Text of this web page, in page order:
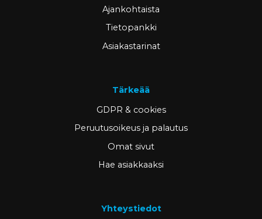
Ajankohtaista
Tietopankki
Asiakastarinat
Tärkeää
GDPR & cookies
Peruutusoikeus ja palautus
Omat sivut
Hae asiakkaaksi
Yhteystiedot